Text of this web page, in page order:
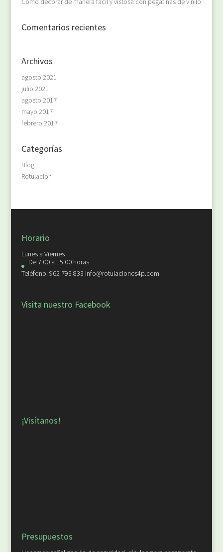
Comentarios recientes
Archivos
agosto 2021
julio 2021
agosto 2017
mayo 2017
febrero 2017
Categorías
Blog
Rotulación
Horario
Lunes a Viernes
De 7:00 a 15:00 horas
Teléfono: 962 793 833 info@rotulaciones4p.com
Visita nuestro Facebook
¡Visítanos!
Presupuestos